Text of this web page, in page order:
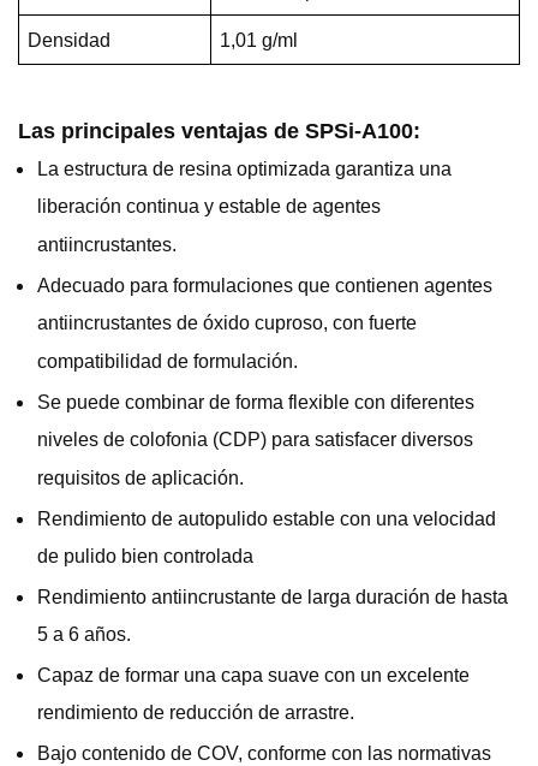
Densidad 1,01 g/ml
Las principales ventajas de SPSi-A100:
La estructura de resina optimizada garantiza una
liberación continua y estable de agentes
antiincrustantes.
Adecuado para formulaciones que contienen agentes
antiincrustantes de óxido cuproso, con fuerte
compatibilidad de formulación.
Se puede combinar de forma flexible con diferentes
niveles de colofonia (CDP) para satisfacer diversos
requisitos de aplicación.
Rendimiento de autopulido estable con una velocidad
de pulido bien controlada
Rendimiento antiincrustante de larga duración de hasta
5 a 6 años.
Capaz de formar una capa suave con un excelente
rendimiento de reducción de arrastre.
Bajo contenido de COV, conforme con las normativas